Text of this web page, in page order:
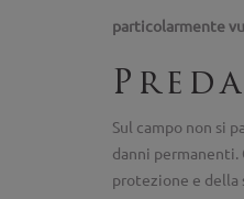
particolarmente
Sul campo non si
danni permanenti.
protezione e della